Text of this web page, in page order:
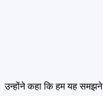
उन्होंने कहा कि हम यह समझने